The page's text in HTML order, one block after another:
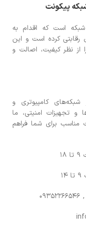
پیکونت
شبکه است که اقدام به
رقابتی کرده است و این
از نظر کیفیت، اصالت و
شبکه‌های کامپیوتری و
و تجهیزات امنیتی، ما
مناسب برای شما فراهم